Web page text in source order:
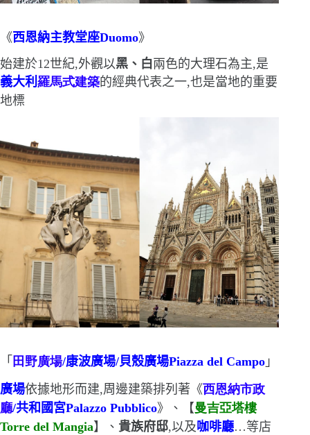
《西恩納主教堂座Duomo》
始建於12世紀,外觀以黑、白 兩色的大理石為主,是
義大利 羅馬式建築的經典代表之一,也是當地的重要
地標
「 田野廣場/康波廣場/貝殼廣場Piazza del Campo 」
廣場依據地形而建,周邊建築排列著《西恩納市政
廳/共和國宮Palazzo Pubblico》、【曼吉亞塔樓
Torre del Mangia】、 貴族府邸,以及咖啡廳…等店